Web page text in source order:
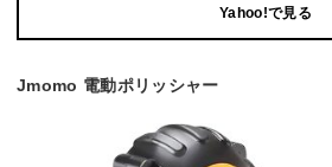
Yahoo!で見る
Jmomo 電動ポリッシャー